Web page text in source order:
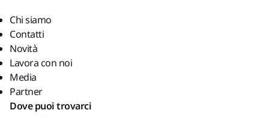
Chi siamo
Contatti
Novità
Lavora con noi
Media
Partner
Dove puoi trovarci